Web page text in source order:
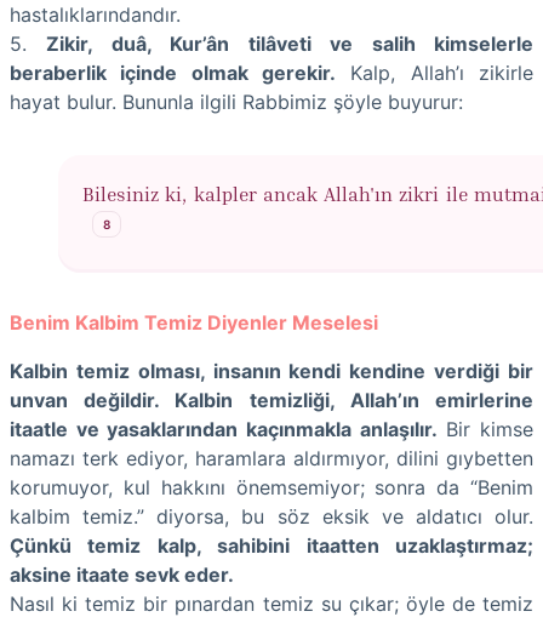
hastalıklarındandır.
5.Zikir, duâ, Kur’ân tilâveti ve salih kimselerle
beraberlik içinde olmak gerekir. Kalp, Allah’ı zikirle
hayat bulur. Bununla ilgili Rabbimiz şöyle buyurur:
Bilesiniz ki, kalpler ancak Allah'ın zikri ile
8
Benim Kalbim Temiz Diyenler Meselesi
Kalbin temiz olması, insanın kendi kendine verdiği bir
unvan değildir. Kalbin temizliği, Allah’ın emirlerine
itaatle ve yasaklarından kaçınmakla anlaşılır. Bir kimse
namazı terk ediyor, haramlara aldırmıyor, dilini gıybetten
korumuyor, kul hakkını önemsemiyor; sonra da “Benim
kalbim temiz.” diyorsa, bu söz eksik ve aldatıcı olur.
Çünkü temiz kalp, sahibini itaatten uzaklaştırmaz;
aksine itaate sevk eder.
Nasıl ki temiz bir pınardan temiz su çıkar; öyle de temiz